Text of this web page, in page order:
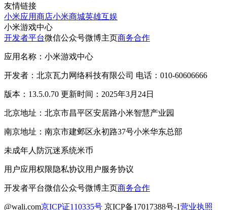
友情链接
小米应用商店小米商城英雄互娱
小米游戏中心
开发者平台微信公众号微博主页商务合作
应用名称：小米游戏中心
开发者：北京瓦力网络科技有限公司 电话：010-60606666
版本：13.5.0.70 更新时间：2025年3月24日
北京地址：北京市昌平区安居路小米智慧产业园
南京地址：南京市建邺区永初路37号小米华东总部
未成年人防沉迷系统米币
用户应用权限隐私协议用户服务协议
开发者平台微信公众号微博主页商务合作
@wali.com京ICP证110335号 京ICP备17017388号-1营业执照